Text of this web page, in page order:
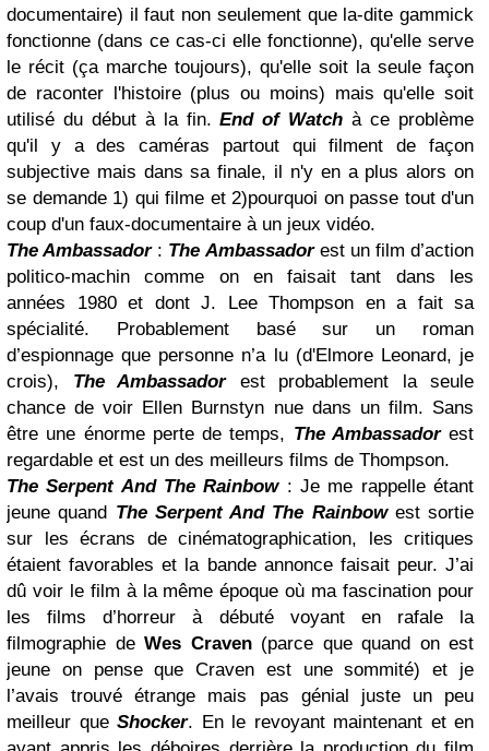
documentaire) il faut non seulement que la-dite gammick
fonctionne (dans ce cas-ci elle fonctionne), qu'elle serve
le récit (ça marche toujours), qu'elle soit la seule façon
de raconter l'histoire (plus ou moins) mais qu'elle soit
utilisé du début à la fin.End of Watch à ce problème
qu'il y a des caméras partout qui filment de façon
subjective mais dans sa finale, il n'y en a plus alors on
se demande 1) qui filme et 2)pourquoi on passe tout d'un
coup d'un faux-documentaire à un jeux vidéo.
The Ambassador: The Ambassadorest un film d’action
politico-machin comme on en faisait tant dans les
années 1980 et dont J. Lee Thompson en a fait sa
spécialité. Probablement basé sur un roman
d’espionnage que personne n’a lu (d'Elmore Leonard, je
crois), The Ambassadorest probablement la seule
chance de voir Ellen Burnstyn nue dans un film. Sans
être une énorme perte de temps, The Ambassadorest
regardable et est un des meilleurs films de Thompson.
The Serpent And The Rainbow: Je me rappelle étant
jeune quand The Serpent And The Rainbowest sortie
sur les écrans de cinématographication, les critiques
étaient favorables et la bande annonce faisait peur. J’ai
dû voir le film à la même époque où ma fascination pour
les films d’horreur à débuté voyant en rafale la
filmographie de Wes Craven(parce que quand on est
jeune on pense que Craven est une sommité) et je
l’avais trouvé étrange mais pas génial juste un peu
meilleur que Shocker. En le revoyant maintenant et en